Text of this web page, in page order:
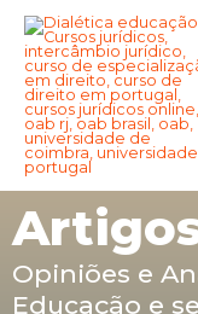
Opiniões e
Educação e